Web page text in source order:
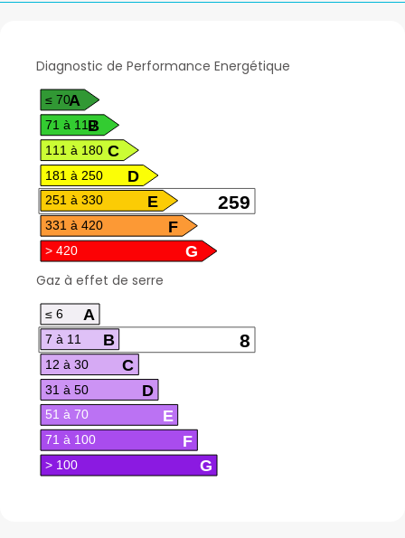
A
≤ 70
B
71 à 110
C
111 à 180
D
181 à 250
259
E
251 à 330
F
331 à 420
G
> 420
A
≤ 6
8
B
7 à 11
C
12 à 30
D
31 à 50
E
51 à 70
F
71 à 100
G
> 100